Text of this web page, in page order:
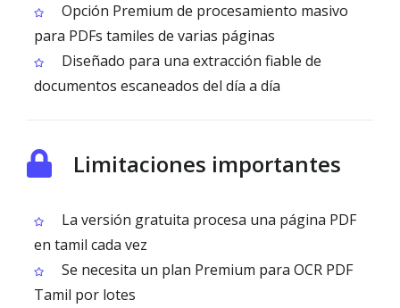
Opción Premium de procesamiento masivo
para PDFs tamiles de varias páginas
Diseñado para una extracción fiable de
documentos escaneados del día a día
Limitaciones importantes
La versión gratuita procesa una página PDF
en tamil cada vez
Se necesita un plan Premium para OCR PDF
Tamil por lotes